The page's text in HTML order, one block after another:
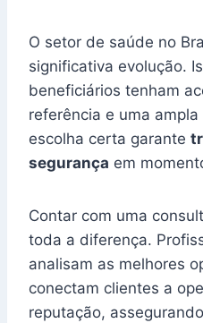
O setor de saúde no
significativa evolução.
beneficiários tenham
referência e uma
escolha certa garante
segurança em
Contar com uma
toda a diferença.
analisam as melhores
conectam clientes a
reputação,